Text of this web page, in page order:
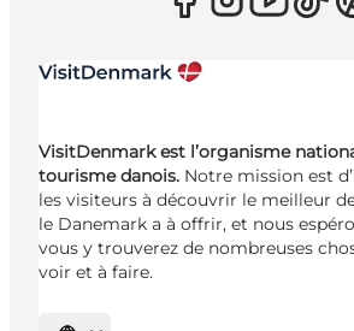
VisitDenmark est l’organisme
tourisme danois. Notre mission est
les visiteurs à découvrir le meilleur
le Danemark a à offrir, et nous
vous y trouverez de nombreuses
voir et à faire.